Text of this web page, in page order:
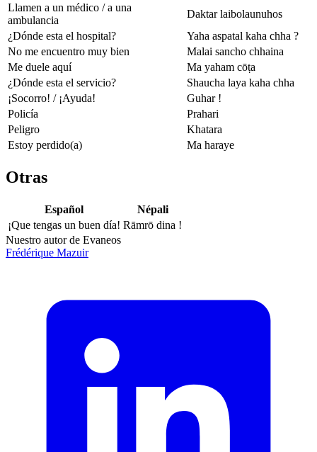
Llamen a un médico / a una
ambulancia
Daktar laibolaunuhos
¿Dónde esta el hospital?
Yaha aspatal kaha chha ?
No me encuentro muy bien
Malai sancho chhaina
Me duele aquí
Ma yaham cōṭa
¿Dónde esta el servicio?
Shaucha laya kaha chha
¡Socorro! / ¡Ayuda!
Guhar !
Policía
Prahari
Peligro
Khatara
Estoy perdido(a)
Ma haraye
Otras
Español
Népali
¡Que tengas un buen día! Rāmrō dina !
Nuestro autor de Evaneos
Frédérique Mazuir